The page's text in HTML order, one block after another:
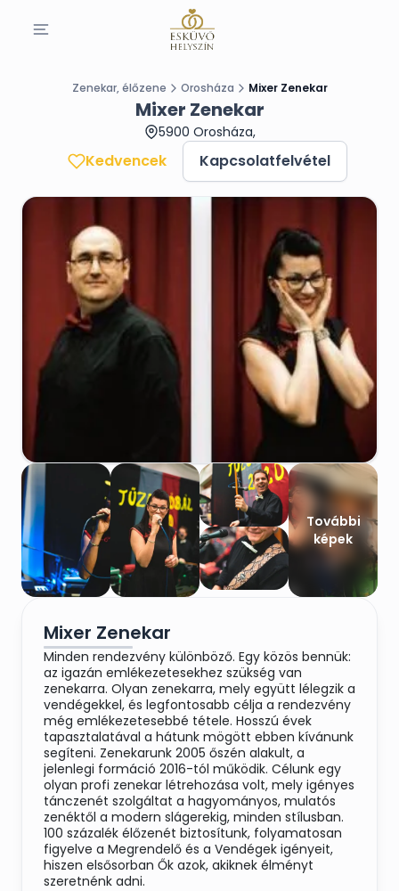
Zenekar, élőzene Orosháza Mixer Zenekar
Mixer Zenekar
5900 Orosháza,
Kedvencek Kapcsolatfelvétel
További
képek
Mixer Zenekar
Minden rendezvény különböző. Egy közös bennük:
az igazán emlékezetesekhez szükség van
zenekarra. Olyan zenekarra, mely együtt lélegzik a
vendégekkel, és legfontosabb célja a rendezvény
még emlékezetesebbé tétele. Hosszú évek
tapasztalatával a hátunk mögött ebben kívánunk
segíteni. Zenekarunk 2005 őszén alakult, a
jelenlegi formáció 2016-tól működik. Célunk egy
olyan profi zenekar létrehozása volt, mely igényes
tánczenét szolgáltat a hagyományos, mulatós
zenéktől a modern slágerekig, minden stílusban.
100 százalék élőzenét biztosítunk, folyamatosan
figyelve a Megrendelő és a Vendégek igényeit,
hiszen elsősorban Ők azok, akiknek élményt
szeretnénk adni.